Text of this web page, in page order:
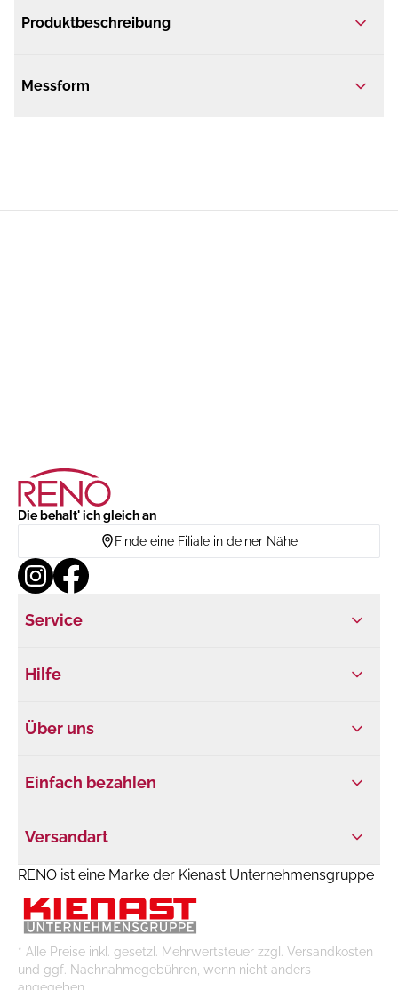
Produktbeschreibung
Messform
Die behalt' ich gleich an
Finde eine Filiale in deiner Nähe
Service
Hilfe
Über uns
Einfach bezahlen
Versandart
RENO ist eine Marke der Kienast Unternehmensgruppe
* Alle Preise inkl. gesetzl. Mehrwertsteuer zzgl. Versandkosten
und ggf. Nachnahmegebühren, wenn nicht anders